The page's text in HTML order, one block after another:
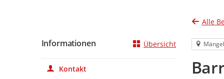
Alle
Informationen Übersicht
Kontakt